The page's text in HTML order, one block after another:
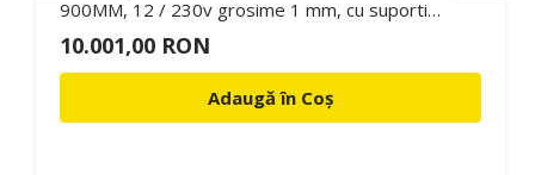
900MM, 12 / 230v grosime 1 mm, cu suporti
10.001,00 RON
Adaugă în Coș